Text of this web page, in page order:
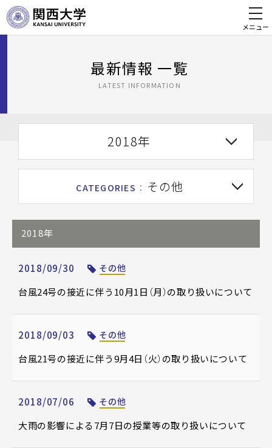
メニュー
最新情報 一覧
LATEST INFORMATION
2018年
CATEGORIES ： その他
2018年
2018/09/30 その他
台風24号の接近に伴う10月1日（月）の取り扱いについて
2018/09/03 その他
台風21号の接近に伴う9月4日（火）の取り扱いについて
2018/07/06 その他
大雨の影響による7月7日の授業等の取り扱いについて